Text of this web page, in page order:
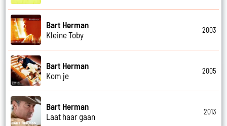
Bart Herman
Kleine Toby
2003
Bart Herman
Kom je
2005
Bart Herman
Laat haar gaan
2013